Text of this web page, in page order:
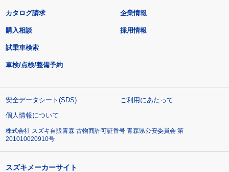
カタログ請求
購入相談
試乗車検索
車検/点検/整備予約
企業情報
採用情報
安全データシート(SDS)
ご利用にあたって
個人情報について
株式会社 スズキ自販青森 古物商許可証番号 青森県公安委員会 第
201010020910号
スズキメーカーサイト